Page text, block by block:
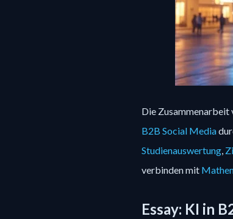
Die Zusammenarbeit
B2B Social Media
Studienauswertung,
verbinden mit
Essay: KI in